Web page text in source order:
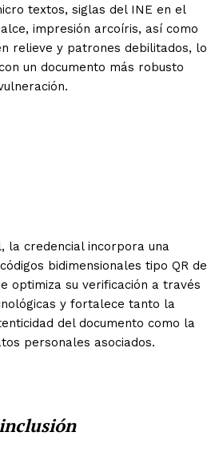
textos, siglas del INE en el
impresión arcoíris, así como
relieve y patrones debilitados, lo
un documento más robusto
la credencial incorpora una
bidimensionales tipo QR de
optimiza su verificación a través
y fortalece tanto la
del documento como la
personales asociados.